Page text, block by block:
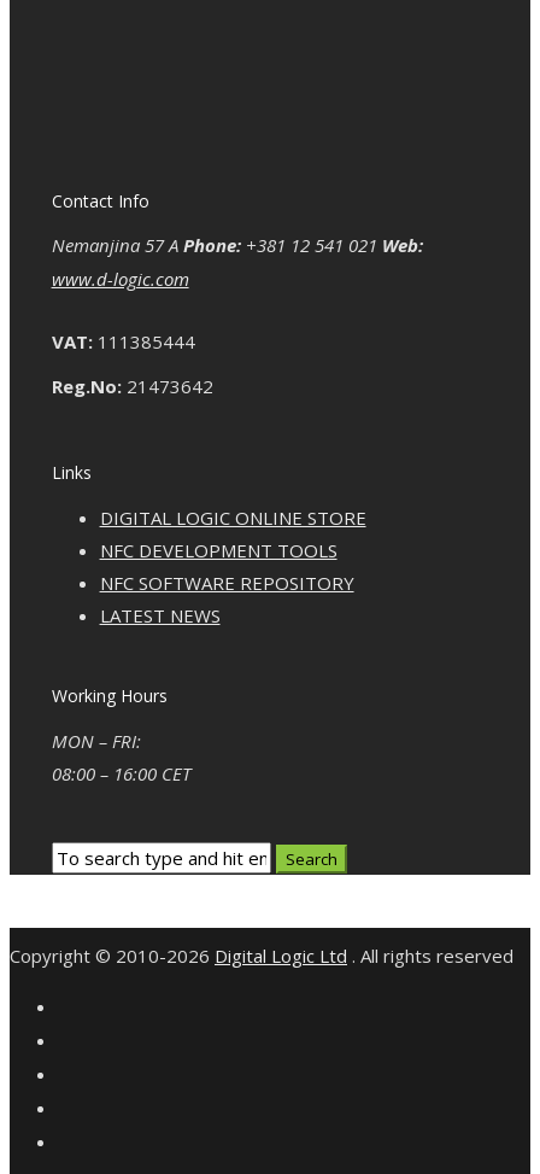
Contact Info
Nemanjina 57 A Phone:+381 12 541 021 Web:
www.d-logic.com
VAT:111385444
Reg.No:21473642
Links
DIGITAL LOGIC ONLINE STORE
NFC DEVELOPMENT TOOLS
NFC SOFTWARE REPOSITORY
LATEST NEWS
Working Hours
MON – FRI:
08:00 – 16:00 CET
Copyright © 2010-2026 Digital Logic Ltd . All rights reserved